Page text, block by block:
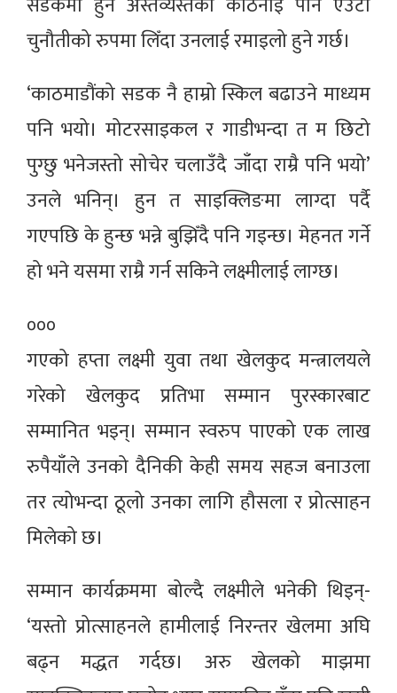
चुनौतीको रुपमा लिँदा उनलाई रमाइलो हुने गर्छ।
‘काठमाडौंको सडक नै हाम्रो स्किल बढाउने माध्यम
पनि भयो। मोटरसाइकल र गाडीभन्दा त म छिटो
पुग्छु भनेजस्तो सोचेर चलाउँदै जाँदा राम्रै पनि भयो’
उनले भनिन्। हुन त साइक्लिङमा लाग्दा पर्दै
गएपछि के हुन्छ भन्ने बुझिँदै पनि गइन्छ। मेहनत गर्ने
हो भने यसमा राम्रै गर्न सकिने लक्ष्मीलाई लाग्छ।
०००
गएको हप्ता लक्ष्मी युवा तथा खेलकुद मन्त्रालयले
गरेको खेलकुद प्रतिभा सम्मान पुरस्कारबाट
सम्मानित भइन्। सम्मान स्वरुप पाएको एक लाख
रुपैयाँले उनको दैनिकी केही समय सहज बनाउला
तर त्योभन्दा ठूलो उनका लागि हौसला र प्रोत्साहन
मिलेको छ।
सम्मान कार्यक्रममा बोल्दै लक्ष्मीले भनेकी थिइन्-
‘यस्तो प्रोत्साहनले हामीलाई निरन्तर खेलमा अघि
बढ्न मद्धत गर्दछ। अरु खेलको माझमा